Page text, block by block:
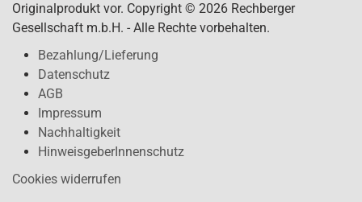
Originalprodukt vor. Copyright © 2026 Rechberger
Gesellschaft m.b.H. - Alle Rechte vorbehalten.
Bezahlung/Lieferung
Datenschutz
AGB
Impressum
Nachhaltigkeit
HinweisgeberInnenschutz
Cookies widerrufen